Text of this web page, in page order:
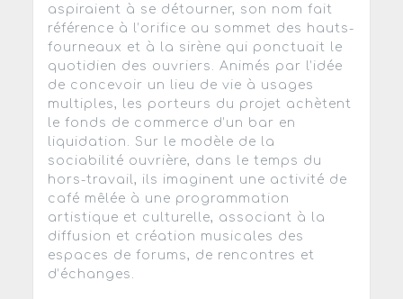
aspiraient à se détourner, son nom fait
référence à l’orifice au sommet des hauts-
fourneaux et à la sirène qui ponctuait le
quotidien des ouvriers. Animés par l’idée
de concevoir un lieu de vie à usages
multiples, les porteurs du projet achètent
le fonds de commerce d’un bar en
liquidation. Sur le modèle de la
sociabilité ouvrière, dans le temps du
hors-travail, ils imaginent une activité de
café mêlée à une programmation
artistique et culturelle, associant à la
diffusion et création musicales des
espaces de forums, de rencontres et
d’échanges.